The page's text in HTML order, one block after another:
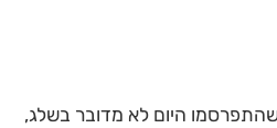
היום לא מדובר בשלג,